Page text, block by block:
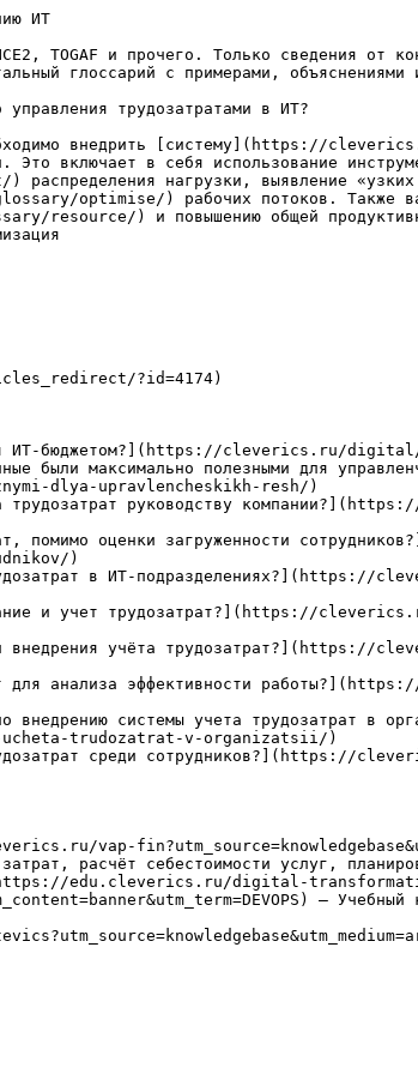
ИТ
TOGAF и прочего. Только сведения от
глоссарий с примерами, объяснениями
трудозатратами в ИТ?
внедрить [систему](https://
Это включает в себя использование
нагрузки, выявление
optimise/) рабочих потоков. Также
) и повышению общей
?id=4174)
ИТ-бюджетом?](https://cleverics.ru/
были максимально полезными для
dlya-upravlencheskikh-resh/)
трудозатрат руководству
помимо оценки загруженности
)
в ИТ-
и учет трудозатрат?](https://
внедрения учёта
для анализа эффективности
по внедрению системы учета
ucheta-trudozatrat-v-organizatsii/)
среди
vap-
расчёт себестоимости услуг,
edu.cleverics.ru/digital-
—